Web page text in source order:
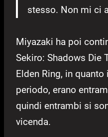
stesso. Non mi ci
Miyazaki ha poi
Sekiro: Shadows Die
Elden Ring, in
periodo, erano
quindi entrambi si
vicenda.